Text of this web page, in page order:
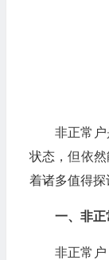
非正常
状态，但依
着诸多值得探
一、非正
非正常